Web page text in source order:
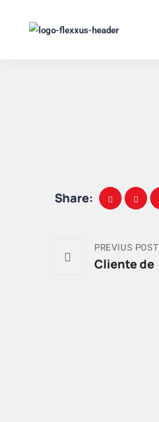
Share:
PREVIUS POST
Cliente de